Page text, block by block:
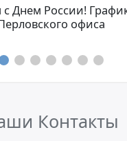
с Днем России!
офиса
Контакты